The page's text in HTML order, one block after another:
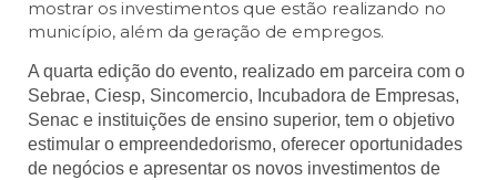
mostrar os investimentos que estão realizando no
município, além da geração de empregos.
A quarta edição do evento, realizado em parceira com o
Sebrae, Ciesp, Sincomercio, Incubadora de Empresas,
Senac e instituições de ensino superior, tem o objetivo
estimular o empreendedorismo, oferecer oportunidades
de negócios e apresentar os novos investimentos de